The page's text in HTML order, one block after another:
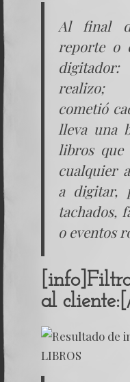
Al final
reporte o
realizo;
cometió
lleva una
libros que
cualquier
a digitar,
tachados,
o eventos
al